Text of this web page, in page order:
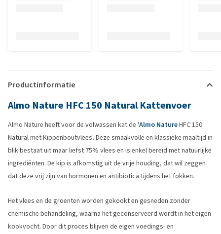
Productinformatie
Almo Nature HFC 150 Natural Kattenvoer
Almo Nature heeft voor de volwassen kat de 'Almo NatureHFC 150
Natural met Kippenboutvlees'. Deze smaakvolle en klassieke maaltijd in
blik bestaat uit maar liefst 75% vlees en is enkel bereid met natuurlijke
ingrediënten. De kip is afkomstig uit de vrije houding, dat wil zeggen
dat deze vrij zijn van hormonen en antibiotica tijdens het fokken.
Het vlees en de groenten worden gekookt en gesneden zonder
chemische behandeling, waarna het geconserveerd wordt in het eigen
kookvocht. Door dit proces blijven de eigen voedings- en